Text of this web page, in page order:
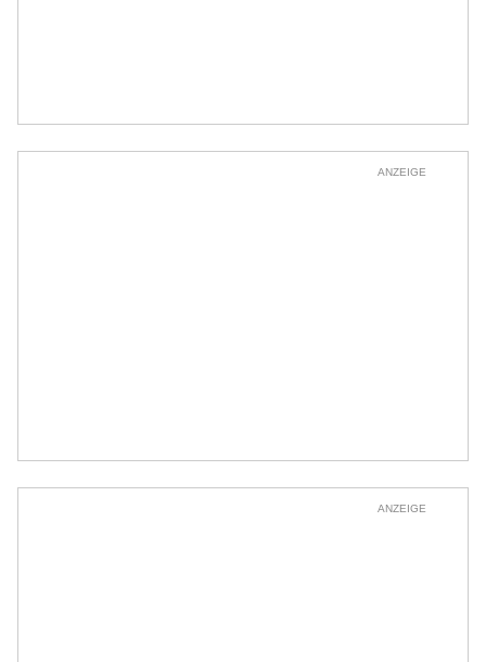
ANZEIGE
ANZEIGE